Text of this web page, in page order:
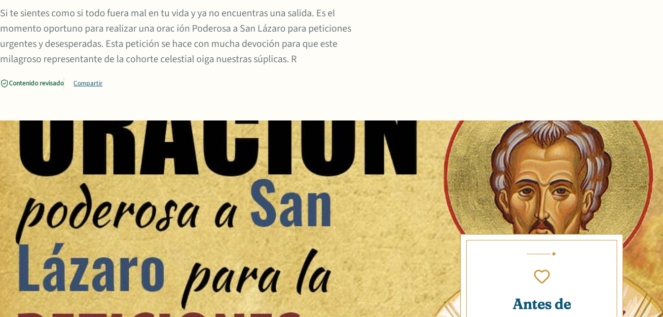
Si te sientes como si todo fuera mal en tu vida y ya no encuentras una salida. Es el
momento oportuno para realizar una orac ión Poderosa a San Lázaro para peticiones
urgentes y desesperadas. Esta petición se hace con mucha devoción para que este
milagroso representante de la cohorte celestial oiga nuestras súplicas. R
Contenido revisado Compartir
Antes de